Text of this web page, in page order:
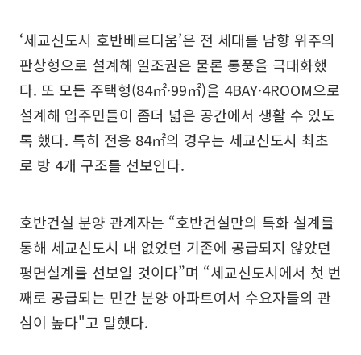
‘세교신도시 호반베르디움’은 전 세대를 남향 위주의
판상형으로 설계해 일조권은 물론 통풍을 극대화했
다. 또 모든 주택형(84㎡·99㎡)을 4BAY·4ROOM으로
설계해 입주민들이 좀더 넓은 공간에서 생활 수 있도
록 했다. 특히 전용 84㎡의 경우는 세교신도시 최초
로 방 4개 구조를 선보인다.
호반건설 분양 관계자는 “호반건설만의 특화 설계를
통해 세교신도시 내 없었던 기존에 공급되지 않았던
평면설계를 선보일 것이다”며 “세교신도시에서 첫 번
째로 공급되는 민간 분양 아파트여서 수요자들의 관
심이 높다"고 말했다.